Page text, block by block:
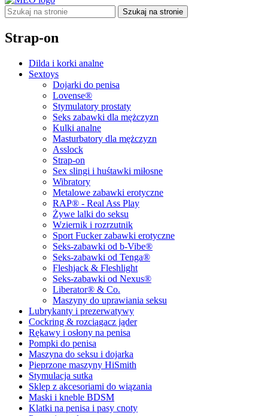
Szukaj na stronie
Strap-on
Dilda i korki analne
Sextoys
Dojarki do penisa
Lovense®
Stymulatory prostaty
Seks zabawki dla mężczyzn
Kulki analne
Masturbatory dla mężczyzn
Asslock
Strap-on
Sex slingi i huśtawki miłosne
Wibratory
Metalowe zabawki erotyczne
RAP® - Real Ass Play
Żywe lalki do seksu
Wziernik i rozrzutnik
Sport Fucker zabawki erotyczne
Seks-zabawki od b-Vibe®
Seks-zabawki od Tenga®
Fleshjack & Fleshlight
Seks-zabawki od Nexus®
Liberator® & Co.
Maszyny do uprawiania seksu
Lubrykanty i prezerwatywy
Cockring & rozciągacz jąder
Rękawy i osłony na penisa
Pompki do penisa
Maszyna do seksu i dojarka
Pieprzone maszyny HiSmith
Stymulacja sutka
Sklep z akcesoriami do wiązania
Maski i kneble BDSM
Klatki na penisa i pasy cnoty